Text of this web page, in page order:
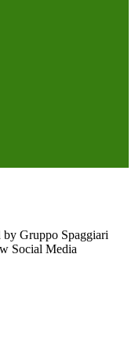
by Gruppo Spaggiari
Social Media